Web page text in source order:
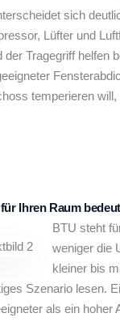
sich
Lüfter und
Tragegriff
temperieren
für Ihren Raum
BTU steht
weniger die
kleiner bis
Szenario lesen.
als ein